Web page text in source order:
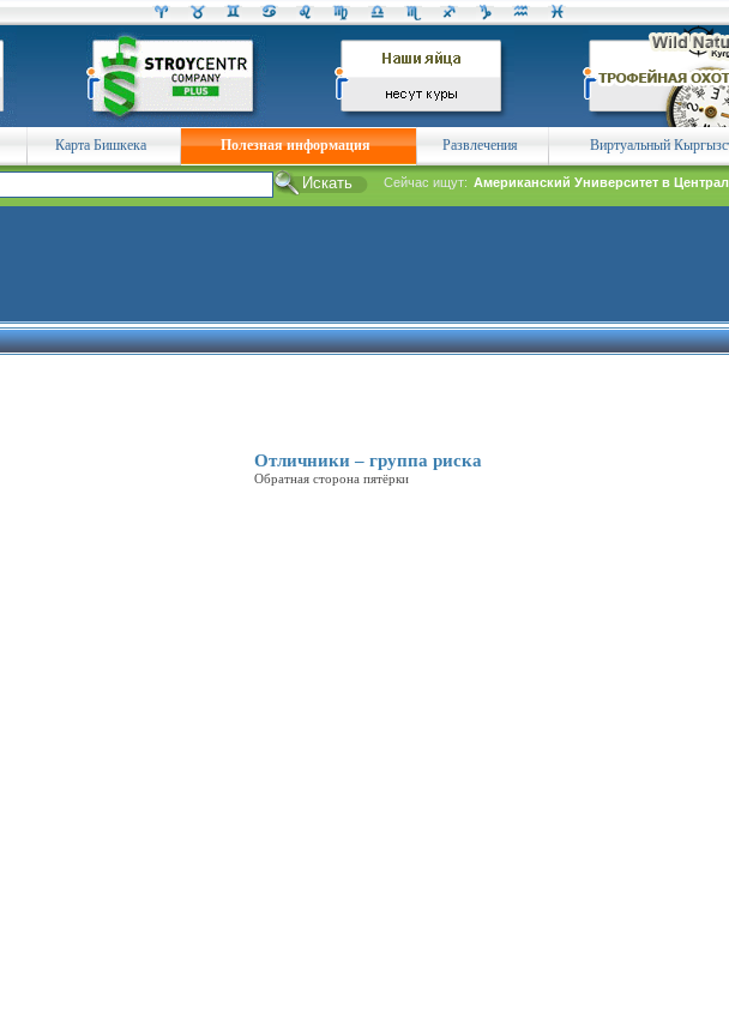
Карта Бишкека Полезная информация Развлечения Виртуальный
Сейчас ищут: Американский Университет в
Отличники – группа риска
Обратная сторона пятёрки